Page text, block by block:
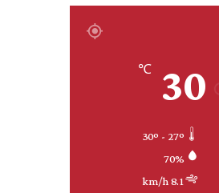
30
℃
70%
8.1 km/h